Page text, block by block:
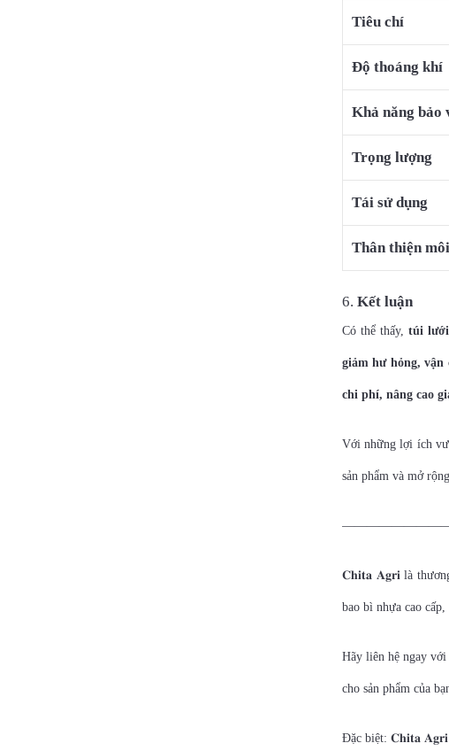
Tiêu chí
Độ thoáng khí
Khả năng bảo
Trọng lượng
Tái sử dụng
Thân thiện
Kết luận
Có thể thấy, túi
giảm hư hỏng,
chi phí, nâng cao
Với những lợi ích
sản phẩm và mở
𝐂𝐡𝐢𝐭𝐚 𝐀𝐠𝐫𝐢 là
bao bì nhựa cao
Hãy liên hệ ngay với
cho sản phẩm của
Đặc biệt: 𝐂𝐡𝐢𝐭𝐚